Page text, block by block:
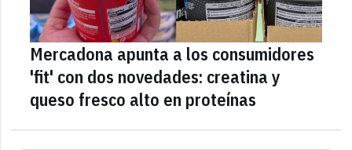
Mercadona apunta a los consumidores
'fit' con dos novedades: creatina y
queso fresco alto en proteínas